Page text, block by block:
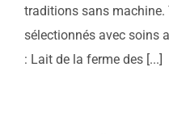
traditions sans
sélectionnés avec soins
: Lait de la ferme des [...]